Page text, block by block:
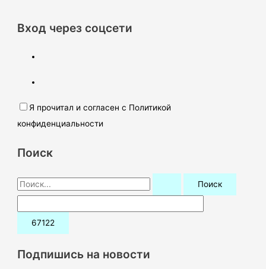
Вход через соцсети
Я прочитал и согласен с Политикой
конфиденциальности
Поиск
П
о
и
:Подпишись на новости